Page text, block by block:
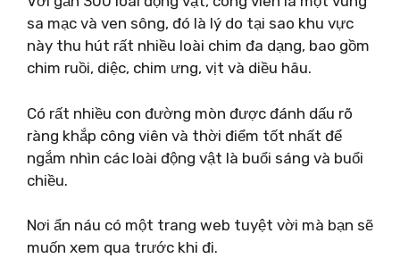
sa mạc và ven sông, đó là lý do tại sao khu vực
này thu hút rất nhiều loài chim đa dạng, bao gồm
chim ruồi, diệc, chim ưng, vịt và diều hâu.
Có rất nhiều con đường mòn được đánh dấu rõ
ràng khắp công viên và thời điểm tốt nhất để
ngắm nhìn các loài động vật là buổi sáng và buổi
chiều.
Nơi ẩn náu có một trang web tuyệt vời mà bạn sẽ
muốn xem qua trước khi đi.